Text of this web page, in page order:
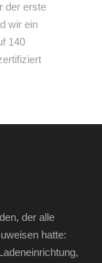
der erste
wir ein
140
der alle
hatte: